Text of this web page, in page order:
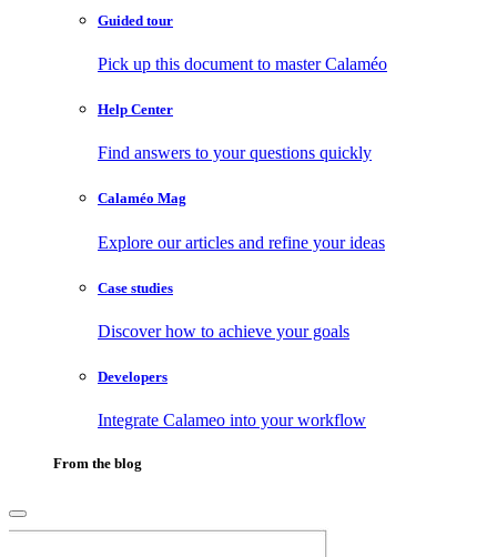
Guided tour
Pick up this document to master Calaméo
Help Center
Find answers to your questions quickly
Calaméo Mag
Explore our articles and refine your ideas
Case studies
Discover how to achieve your goals
Developers
Integrate Calameo into your workflow
From the blog